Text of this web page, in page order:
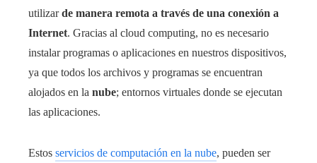
utilizarde manera remota a través de una conexión a
Internet. Gracias al cloud computing, no es necesario
instalar programas o aplicaciones en nuestros dispositivos,
ya que todos los archivos y programas se encuentran
alojados en la nube; entornos virtuales donde se ejecutan
las aplicaciones.
Estos servicios de computación en la nube, pueden ser